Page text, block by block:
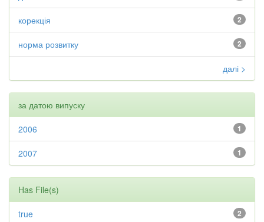
2
корекція
2
норма розвитку
далі >
за датою випуску
1
2006
1
2007
Has File(s)
2
true